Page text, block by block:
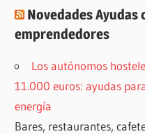
Novedades Ayudas
emprendedores
Los autónomos
11.000 euros: ayudas
energía
Bares, restaurantes,